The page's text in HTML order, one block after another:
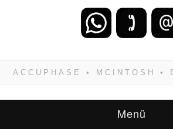
zwangsläufig siegen! Und
Menü